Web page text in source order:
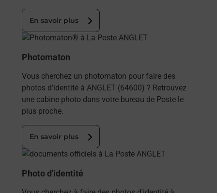
En savoir plus
En savoir plus
Photomaton
Vous cherchez un photomaton pour faire des
photos d'identité à ANGLET (64600) ? Retrouvez
une cabine photo dans votre bureau de Poste le
plus proche.
En savoir plus
En savoir plus
Photo d'identité